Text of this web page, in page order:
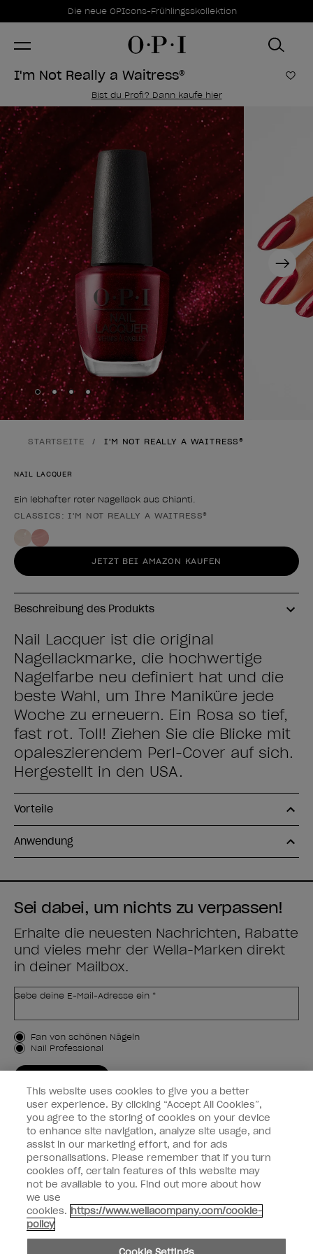
Sonderangebote
Die neue OPIcons-Frühlingsskollektion
Item 1 of 1
I'm Not Really a Waitress® Zur
Bist du Profi? Dann kaufe hier
Next
Skip to slide
Skip to slide 2
Skip to slide
Skip to slide
STARTSEITE I'M NOT REALLY A WAITRESS®
NAIL LACQUER
Ein lebhafter roter Nagellack aus Chianti.
Form des Produkts
CLASSICS: I'M NOT REALLY A WAITRESS®
JETZT BEI AMAZON KAUFEN
Beschreibung des Produkts
Nail Lacquer ist die original
Nagellackmarke, die hochwertige
Nagelfarbe neu definiert hat und die
beste Wahl, um Ihre Maniküre jede
Woche zu erneuern. Ein Rosa so tief,
fast rot. Toll! Ziehen Sie die Blicke mit
opaleszierendem Perl-Cover auf sich.
Hergestellt in den USA.
Vorteile
Anwendung
Sei dabei, um nichts zu verpassen!
Erhalte die neuesten Nachrichten, Rabatte
und vieles mehr der Wella-Marken direkt
in deiner Mailbox.
Gebe deine E-Mail-Adresse ein *
Kundenart
Fan von schönen Nägeln
Nail Professional
Kundeninformationen
Vernetzen
facebookinstagram
Teilen oder verkaufen Sie keine persönlichen Informationen.
This website uses cookies to give you a better
user experience. By clicking “Accept All Cookies”,
you agree to the storing of cookies on your device
to enhance site navigation, analyze site usage, and
assist in our marketing effort, and for ads
personalisations. Please remember that if you turn
cookies off, certain features of this website may
not be available to you. Find out more about how
we use
cookies. https://www.wellacompany.com/cookie-
policy